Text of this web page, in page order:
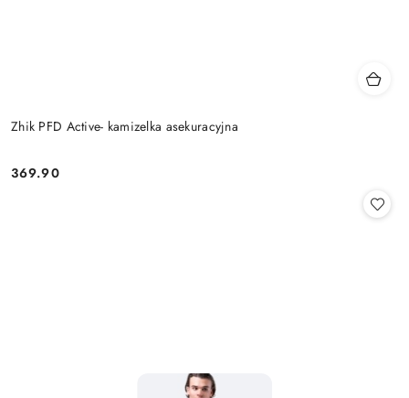
Zhik PFD Active- kamizelka asekuracyjna
Cena:
369.90